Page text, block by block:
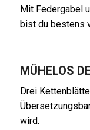
Mit Federgabel
bist du bestens
MÜHELOS
Drei
wird.